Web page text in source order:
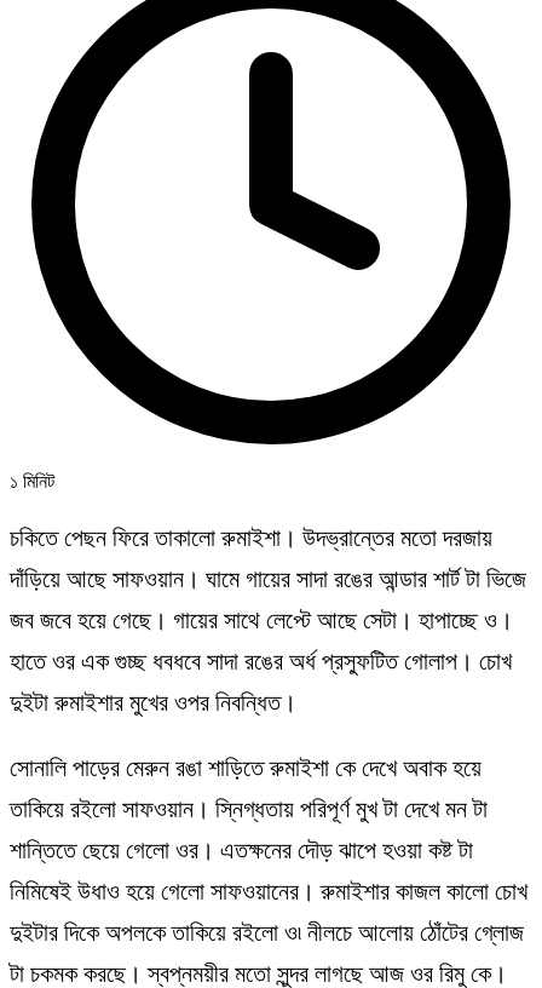
১ মিনিট
চকিতে পেছন ফিরে তাকালো রুমাইশা। উদভ্রান্তের মতো দরজায়
দাঁড়িয়ে আছে সাফওয়ান। ঘামে গায়ের সাদা রঙের আন্ডার শার্ট টা ভিজে
জব জবে হয়ে গেছে। গায়ের সাথে লেপ্টে আছে সেটা। হাপাচ্ছে ও।
হাতে ওর এক গুচ্ছ ধবধবে সাদা রঙের অর্ধ প্রস্ফুটিত গোলাপ। চোখ
দুইটা রুমাইশার মুখের ওপর নিবন্ধিত।
সোনালি পাড়ের মেরুন রঙা শাড়িতে রুমাইশা কে দেখে অবাক হয়ে
তাকিয়ে রইলো সাফওয়ান। স্নিগ্ধতায় পরিপূর্ণ মুখ টা দেখে মন টা
শান্তিতে ছেয়ে গেলো ওর। এতক্ষনের দৌড় ঝাপে হওয়া কষ্ট টা
নিমিষেই উধাও হয়ে গেলো সাফওয়ানের। রুমাইশার কাজল কালো চোখ
দুইটার দিকে অপলকে তাকিয়ে রইলো ও৷ নীলচে আলোয় ঠোঁটের গ্লোজ
টা চকমক করছে। স্বপ্নময়ীর মতো সুন্দর লাগছে আজ ওর রিমু কে।